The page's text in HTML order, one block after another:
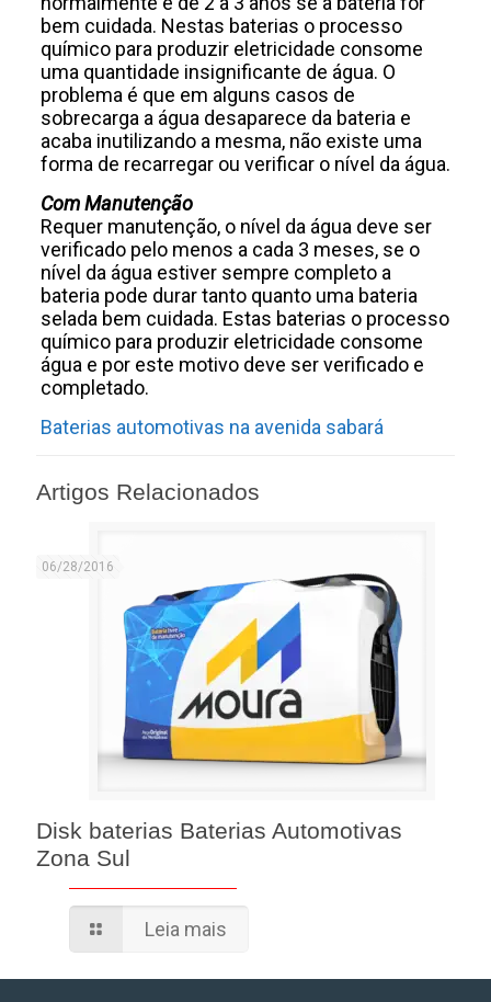
bem cuidada. Nestas baterias o processo
químico para produzir eletricidade consome
uma quantidade insignificante de água. O
problema é que em alguns casos de
sobrecarga a água desaparece da bateria e
acaba inutilizando a mesma, não existe uma
forma de recarregar ou verificar o nível da água.
Com Manutenção
Requer manutenção, o nível da água deve ser
verificado pelo menos a cada 3 meses, se o
nível da água estiver sempre completo a
bateria pode durar tanto quanto uma bateria
selada bem cuidada. Estas baterias o processo
químico para produzir eletricidade consome
água e por este motivo deve ser verificado e
completado.
Baterias automotivas na avenida sabará
Artigos Relacionados
06/28/2016
Disk baterias Baterias Automotivas
Zona Sul
Leia mais